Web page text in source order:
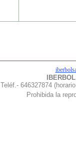
Teléf.- 646327874
Prohibida la